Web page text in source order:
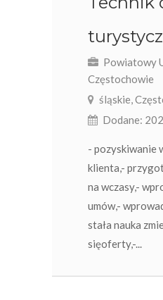
Powiatowy
Częstochowie
śląskie,
Dodane:
- pozyskiwanie
klienta,-
na wczasy,-
umów,-
stała nauka
sięoferty,-...